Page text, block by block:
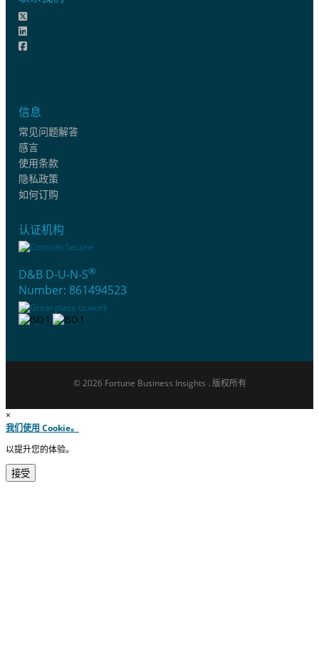
信息
常见问题解答
感言
使用条款
隐私政策
如何订购
认证机构
D&B D-U-N-S®
Number: 861494523
© 2026 Fortune Business Insights . 版权所有
×
我们使用 Cookie。
以提升您的体验。
接受